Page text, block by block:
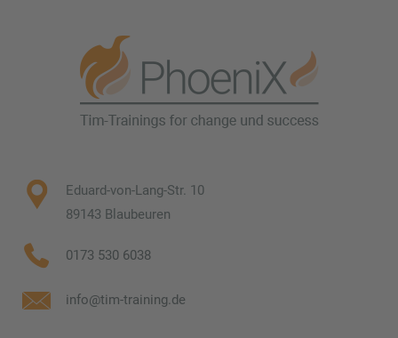
Eduard-von-Lang-Str. 10
89143 Blaubeuren
0173 530 6038
info@tim-training.de